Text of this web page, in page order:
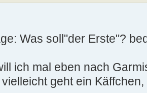
Was soll"der Erste"?
ich mal eben nach
geht ein